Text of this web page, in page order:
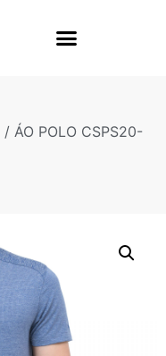
/ ÁO POLO CSPS20-